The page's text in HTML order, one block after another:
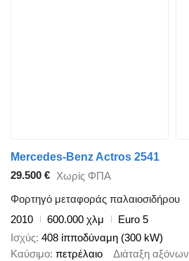
Mercedes-Benz Actros 2541
29.500 € Χωρίς ΦΠΑ
Φορτηγό μεταφοράς παλαιοσιδήρου
2010
600.000 χλμ
Euro 5
Ισχύς 408 ίπποδύναμη (300 kW)
Καύσιμο πετρέλαιο Διάταξη αξόνων